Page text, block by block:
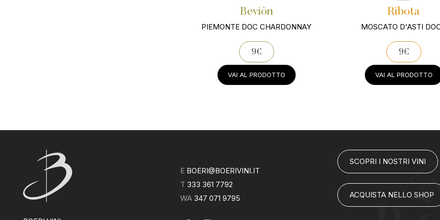
Beviòn
PIEMONTE DOC CHARDONNAY
9€
VAI AL PRODOTTO
Ribota
MOSCATO D'ASTI
9€
VAI AL PRODOTTO
E BOERI@BOERIVINI.IT
T 333 361 7792
WA 347 071 9795
SCOPRI I NOSTRI VINI
ACQUISTA NELLO SHOP